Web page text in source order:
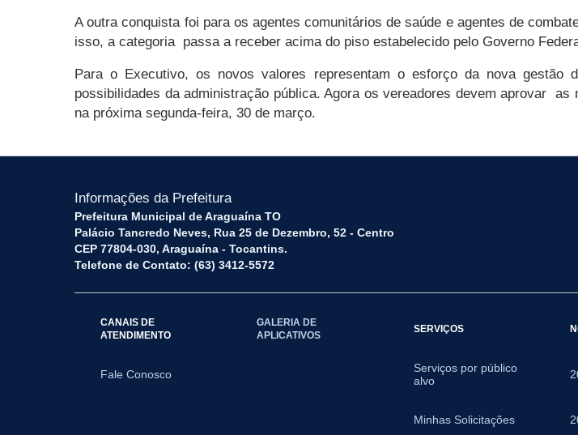
A outra conquista foi para os agentes comunitários de saúde e agentes de
isso, a categoria passa a receber acima do piso estabelecido pelo Governo
Para o Executivo, os novos valores representam o esforço da nova gestão
possibilidades da administração pública. Agora os vereadores devem aprovar
na próxima segunda-feira, 30 de março.
Informações da Prefeitura
Prefeitura Municipal de Araguaína TO
Palácio Tancredo Neves, Rua 25 de Dezembro, 52 - Centro
CEP 77804-030, Araguaína - Tocantins.
Telefone de Contato: (63) 3412-5572
CANAIS DE
ATENDIMENTO
Fale Conosco
GALERIA DE
APLICATIVOS
SERVIÇOS
Serviços por público
alvo
Minhas Solicitações